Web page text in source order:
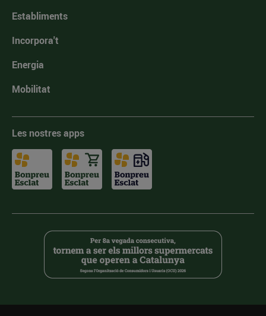
Establiments
Incorpora't
Energia
Mobilitat
Les nostres apps